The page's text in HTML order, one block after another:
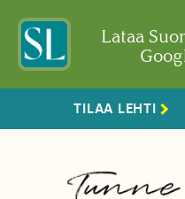
Lataa
TILAA LEHTI